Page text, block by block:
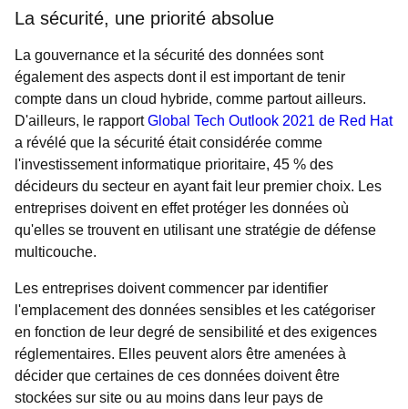
La sécurité, une priorité absolue
La gouvernance et la sécurité des données sont
également des aspects dont il est important de tenir
compte dans un cloud hybride, comme partout ailleurs.
D'ailleurs, le rapportGlobal Tech Outlook 2021 de Red Hat
a révélé que la sécurité était considérée comme
l'investissement informatique prioritaire, 45 % des
décideurs du secteur en ayant fait leur premier choix. Les
entreprises doivent en effet protéger les données où
qu'elles se trouvent en utilisant une stratégie de défense
multicouche.
Les entreprises doivent commencer par identifier
l'emplacement des données sensibles et les catégoriser
en fonction de leur degré de sensibilité et des exigences
réglementaires. Elles peuvent alors être amenées à
décider que certaines de ces données doivent être
stockées sur site ou au moins dans leur pays de